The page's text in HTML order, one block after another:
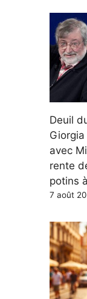
Deuil
avec
rente
potins
7 août